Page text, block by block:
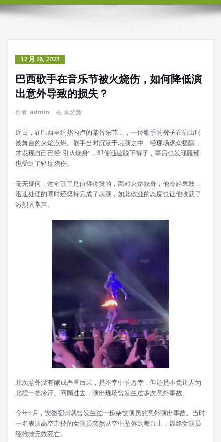
12 月 28, 2023
巴西歌手在音乐节被火烧伤，如何降低演
出意外导致的损失？
作者 admin 在 未分类
近日，在巴西里约热内卢的某音乐节上，一位歌手的裤子在演出时
被舞台的火焰点燃。歌手当时沉浸于表演之中，经现场观众提醒，
才发现自己已经“引火烧身”，即使迅速脱下裤子，事后也发现腿部
也受到了轻度烧伤。
毫无疑问，这名歌手是值得称赞的，面对火焰烧身，他冷静果敢，
迅速处理的同时还坚持完成了表演，如此敬业的态度也让他收获了
热烈的掌声。
此次意外没有酿成严重后果，是不幸中的万幸，但还是不免让人为
此捏一把冷汗。回顾过去，演出现场曾发生过多次意外事故。
今年4月，安徽宿州就曾发生过一起杂技演员的意外演出事故。当时
一名表演高空杂技的女演员突然从空中坠落到舞台上，最终女演员
经抢救无效死亡。